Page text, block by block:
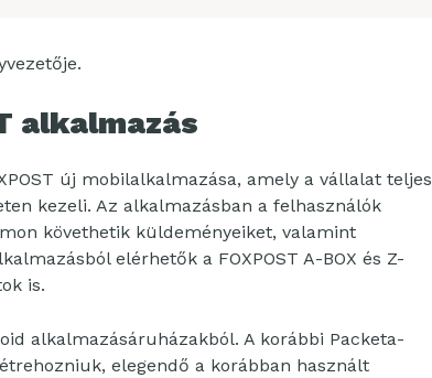
alkalmazás
új mobilalkalmazása, amely a vállalat teljes
kezeli. Az alkalmazásban a felhasználók
követhetik küldeményeiket, valamint
elérhetők a FOXPOST A-BOX és Z-
is.
alkalmazásáruházakból. A korábbi Packeta-
elegendő a korábban használt